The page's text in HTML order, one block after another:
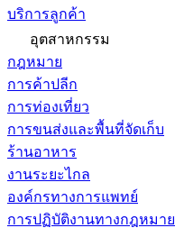
บริการลูกค้า
อุตสาหกรรม
กฎหมาย
การค้าปลีก
การท่องเที่ยว
การขนส่งและพื้นที่จัดเก็บ
ร้านอาหาร
งานระยะไกล
องค์กรทางการแพทย์
การปฏิบัติงานทางกฎหมาย